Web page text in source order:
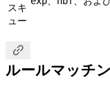
スキ
ュー

ルールマッチ